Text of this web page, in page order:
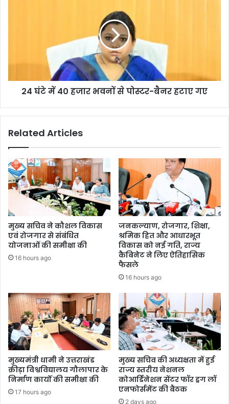
24 घंटे में 40 हजार भवनों से पोस्टर-बैनर हटाए गए
Related Articles
मुख्य सचिव ने कौशल विकास
एवं रोजगार से संबंधित
योजनाओं की समीक्षा की
16 hours ago
जनकल्याण, रोजगार, शिक्षा,
श्रमिक हित और आधारभूत
विकास को नई गति, राज्य
कैबिनेट ने लिए ऐतिहासिक
फैसले
16 hours ago
मुख्यमंत्री धामी ने उत्तराखंड
क्रीड़ा विश्वविद्यालय गौलापार के
निर्माण कार्यों की समीक्षा की
17 hours ago
मुख्य सचिव की अध्यक्षता में हुई
राज्य स्तरीय नेशनल
कोआर्डिनेशन सेंटर फॉर ड्रग लॉ
एनफोर्समेंट की बैठक
2 days ago